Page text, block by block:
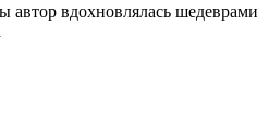
автор вдохновлялась шедеврами